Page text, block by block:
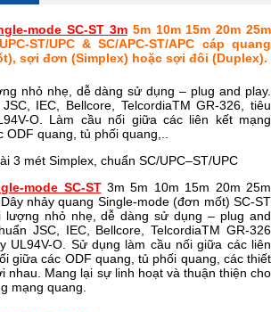
mode SC-ST 3m5m 10m 15m 20m 25m
ST/UPC & SC/APC-ST/APC cáp quang
sợi đơn (Simplex) hoặc sợi đôi (Duplex).
nhỏ nhẹ, dễ dàng sử dụng – plug and play.
IEC, Bellcore, TelcordiaTM GR-326, tiêu
O. Làm cầu nối giữa các liên kết mạng
ODF quang, tủ phối quang,..
3 mét Simplex, chuẩn SC/UPC–ST/UPC
mode SC-ST3m 5m 10m 15m 20m 25m
nhảy quang Single-mode (đơn mốt) SC-ST
lượng nhỏ nhẹ, dễ dàng sử dụng – plug and
JSC, IEC, Bellcore, TelcordiaTM GR-326
UL94V-O. Sử dụng làm cầu nối giữa các liên
giữa các ODF quang, tủ phối quang, các thiết
nhau. Mang lại sự linh hoạt và thuận thiện cho
mạng quang.